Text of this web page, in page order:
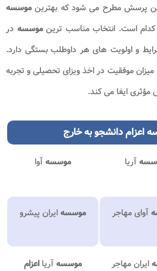
پرسش مطرح می شود که بهترین موسسه
است. انتخاب مناسب ترینموسسه در
و اولویت های هر داوطلب بستگی دارد.
میزان موفقیت در اخذ ویزای تحصیلی و تجربه
ایفا می کند.
اعزام دانشجو به خارج​
آریا موسسهآوا
آوای مهاجر موسسهایران پیشرو
ایران مهاجر موسسهآریا اعزام